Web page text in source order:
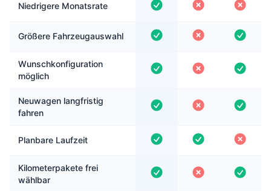
Niedrigere Monatsrate
Größere Fahrzeugauswahl
Wunschkonfiguration
möglich
Neuwagen langfristig
fahren
Planbare Laufzeit
Kilometerpakete frei
wählbar